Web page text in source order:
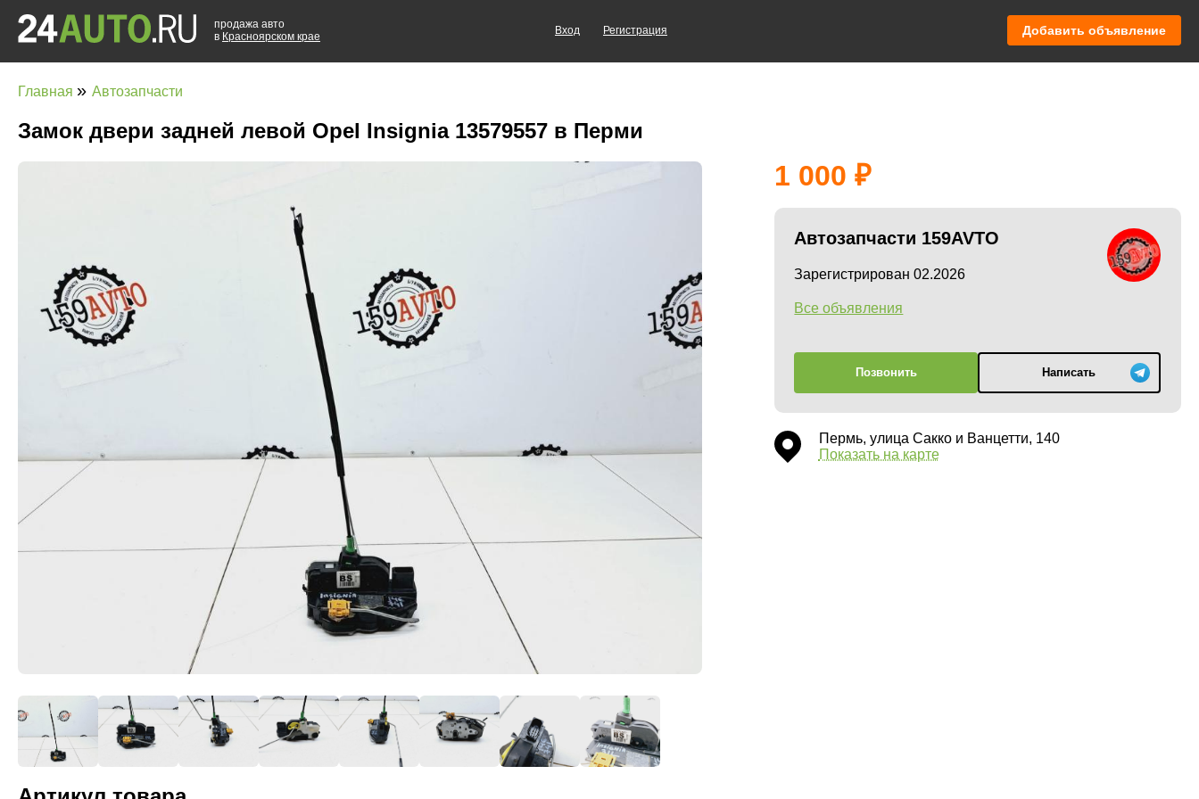
продажа авто
в Красноярском крае
Вход Регистрация Добавить объявление
Главная » Автозапчасти
Замок двери задней левой Opel Insignia 13579557 в Перми
1 000
Автозапчасти 159AVTO
Зарегистрирован 02.2026
Все объявления
Позвонить Написать
Пермь, улица Сакко и Ванцетти, 140
Показать на карте